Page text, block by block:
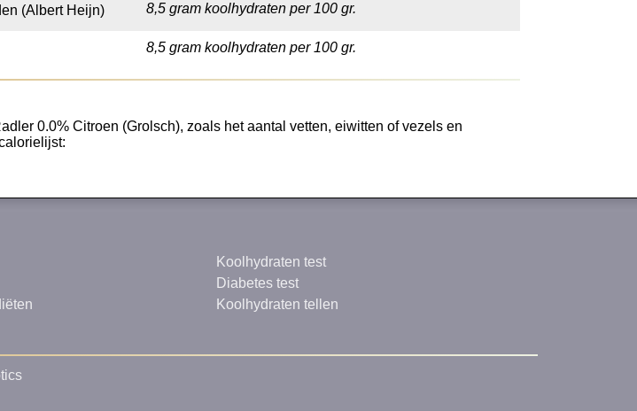
(Albert Heijn) 8,5 gram koolhydraten per 100 gr.
8,5 gram koolhydraten per 100 gr.
0.0% Citroen (Grolsch), zoals het aantal vetten, eiwitten of vezels en
Koolhydraten test
Diabetes test
Koolhydraten tellen